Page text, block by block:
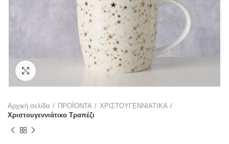
Αρχική σελίδα ΠΡΟΪΟΝΤΑ
ΧΡΙΣΤΟΥΓΕΝΝΙΑΤΙΚΑ
Χριστουγεννιάτικο Τραπέζι